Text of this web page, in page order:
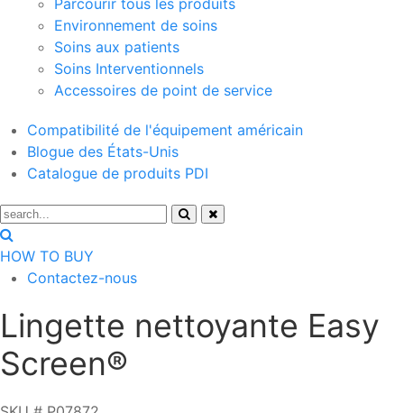
Parcourir tous les produits
Environnement de soins
Soins aux patients
Soins Interventionnels
Accessoires de point de service
Compatibilité de l'équipement américain
Blogue des États-Unis
Catalogue de produits PDI
HOW TO BUY
Contactez-nous
Lingette nettoyante Easy
Screen®